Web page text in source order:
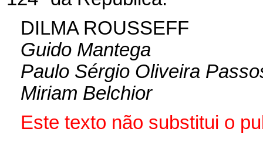
DILMA ROUSSEFF
Guido Mantega
Paulo Sérgio Oliveira
Miriam Belchior
Este texto não substitui o